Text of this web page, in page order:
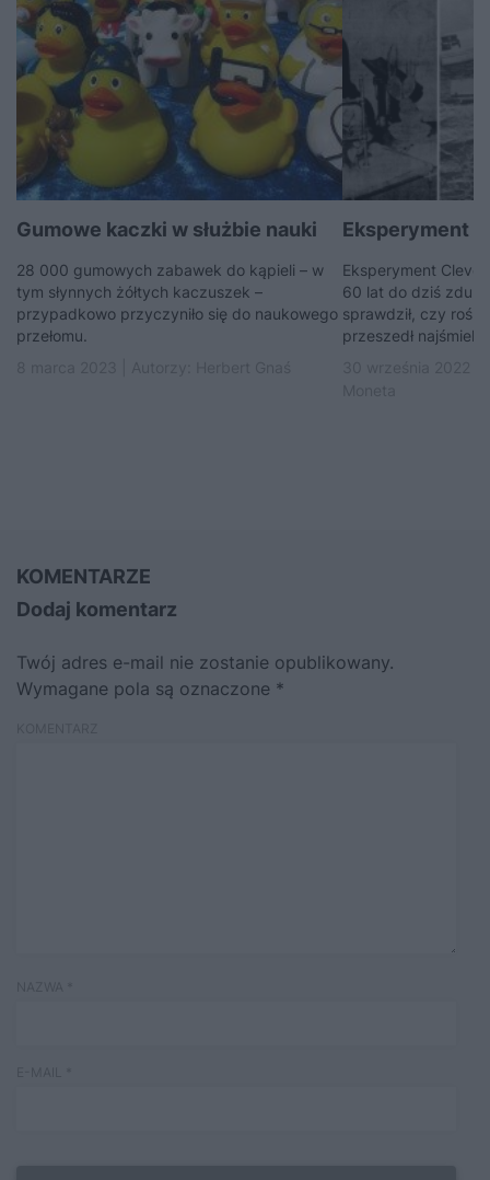
Gumowe kaczki w służbie nauki
28 000 gumowych zabawek do kąpieli – w
tym słynnych żółtych kaczuszek –
przypadkowo przyczyniło się do naukowego
przełomu.
Eksperyment
Eksperyment Cleve
60 lat do dziś
sprawdził, czy
przeszedł
KOMENTARZE
Dodaj komentarz
Twój adres e-mail nie zostanie opublikowany.
Wymagane pola są oznaczone *